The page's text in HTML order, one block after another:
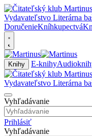
DoručenieKníhkupectvá
Knihy E-knihy
Vyhľadávanie
Prihlásiť
Vyhľadávanie